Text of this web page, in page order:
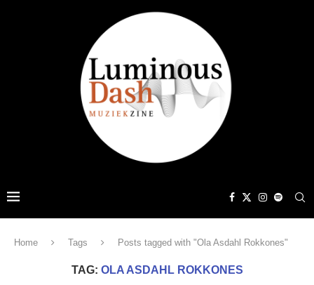
Home Tags Posts tagged with "Ola Asdahl Rokkones"
TAG: OLA ASDAHL ROKKONES